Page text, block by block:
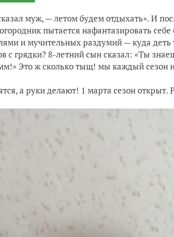
муж, — летом будем отдыхать». И
пытается нафантазировать
и мучительных раздумий — куда
с грядки? 8-летний сын сказал: «Ты
Это ж сколько тыщ! мы каждый сезон
а руки делают! 1 марта сезон открыт.